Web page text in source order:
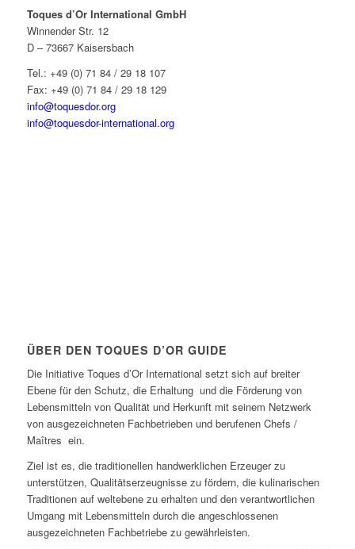
Toques d’Or International GmbH
Winnender Str. 12
D – 73667 Kaisersbach
Tel.: +49 (0) 71 84 / 29 18 107
Fax: +49 (0) 71 84 / 29 18 129
info@toquesdor.org
info@toquesdor-international.org
ÜBER DEN TOQUES D’OR GUIDE
Die Initiative Toques d’Or International setzt sich auf breiter
Ebene für den Schutz, die Erhaltung und die Förderung von
Lebensmitteln von Qualität und Herkunft mit seinem Netzwerk
von ausgezeichneten Fachbetrieben und berufenen Chefs /
Maîtres ein.
Ziel ist es, die traditionellen handwerklichen Erzeuger zu
unterstützen, Qualitätserzeugnisse zu fördern, die kulinarischen
Traditionen auf weltebene zu erhalten und den verantwortlichen
Umgang mit Lebensmitteln durch die angeschlossenen
ausgezeichneten Fachbetriebe zu gewährleisten.